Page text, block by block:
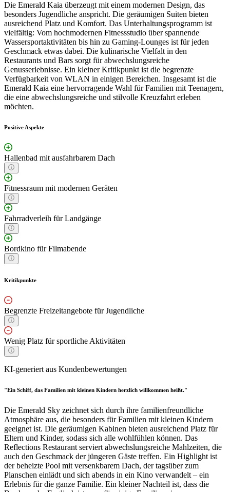
Die Emerald Kaia überzeugt mit einem modernen Design, das
besonders Jugendliche anspricht. Die geräumigen Suiten bieten
ausreichend Platz und Komfort. Das Unterhaltungsprogramm ist
vielfältig: Vom hochmodernen Fitnessstudio über spannende
Wassersportaktivitäten bis hin zu Gaming-Lounges ist für jeden
Geschmack etwas dabei. Die kulinarische Vielfalt in den
Restaurants und Bars sorgt für abwechslungsreiche
Genusserlebnisse. Ein kleiner Kritikpunkt ist die begrenzte
Verfügbarkeit von WLAN in einigen Bereichen. Insgesamt ist die
Emerald Kaia eine hervorragende Wahl für Familien mit Teenagern,
die eine abwechslungsreiche und stilvolle Kreuzfahrt erleben
möchten.
Positive Aspekte
Hallenbad mit ausfahrbarem Dach
Fitnessraum mit modernen Geräten
Fahrradverleih für Landgänge
Bordkino für Filmabende
Kritikpunkte
Begrenzte Freizeitangebote für Jugendliche
Wenig Platz für sportliche Aktivitäten
KI-generiert aus Kundenbewertungen
"Ein Schiff, das Familien mit kleinen Kindern herzlich willkommen heißt."
Die Emerald Sky zeichnet sich durch ihre familienfreundliche
Atmosphäre aus, die besonders für Familien mit kleinen Kindern
geeignet ist. Die geräumigen Kabinen bieten ausreichend Platz für
Eltern und Kinder, sodass sich alle wohlfühlen können. Das
Reflections Restaurant serviert abwechslungsreiche Mahlzeiten, die
auch den Geschmack der jüngeren Gäste treffen. Ein Highlight ist
der beheizte Pool mit versenkbarem Dach, der tagsüber zum
Planschen einlädt und sich abends in ein Kino verwandelt – ein
Erlebnis für die ganze Familie. Ein kleiner Nachteil ist, dass die